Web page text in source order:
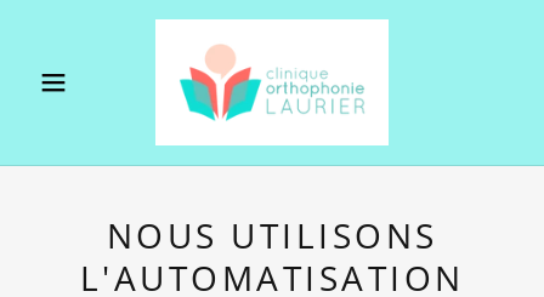
NOUS UTILISONS
L'AUTOMATISATION